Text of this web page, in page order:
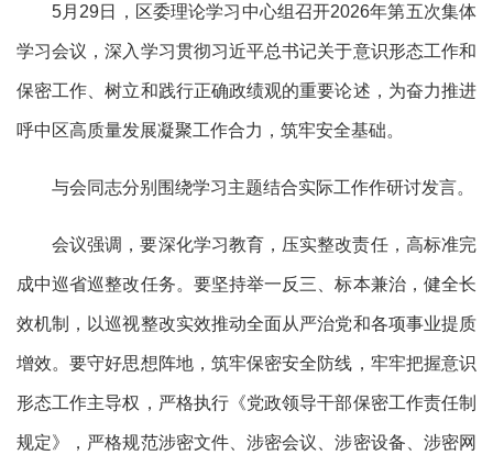
5月29日，区委理论学习中心组召开2026年第五次集体
学习会议，深入学习贯彻习近平总书记关于意识形态工作和
保密工作、树立和践行正确政绩观的重要论述，为奋力推进
呼中区高质量发展凝聚工作合力，筑牢安全基础。
与会同志分别围绕学习主题结合实际工作作研讨发言。
会议强调，要深化学习教育，压实整改责任，高标准完
成中巡省巡整改任务。要坚持举一反三、标本兼治，健全长
效机制，以巡视整改实效推动全面从严治党和各项事业提质
增效。要守好思想阵地，筑牢保密安全防线，牢牢把握意识
形态工作主导权，严格执行《党政领导干部保密工作责任制
规定》，严格规范涉密文件、涉密会议、涉密设备、涉密网